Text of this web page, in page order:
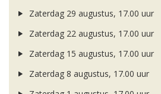
Zaterdag 29 augustus, 17.00 uur
Zaterdag 22 augustus, 17.00 uur
Zaterdag 15 augustus, 17.00 uur
Zaterdag 8 augustus, 17.00 uur